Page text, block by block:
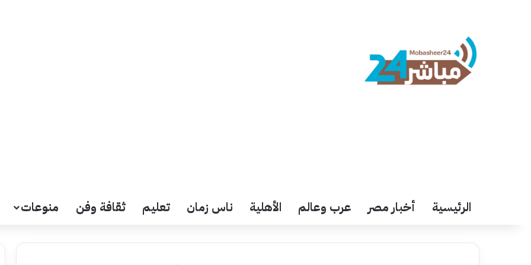
الرئيسية أخبار مصر عرب وعالم الأهلية ناس زمان تعليم ثقافة وفن منوعات